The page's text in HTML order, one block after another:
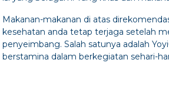
Makanan-makanan di atas
kesehatan anda tetap terjaga setelah
penyeimbang. Salah satunya adalah
berstamina dalam berkegiatan sehari-